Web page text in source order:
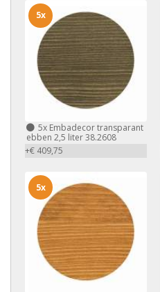
5x Embadecor transparant
ebben 2,5 liter 38.2608
+€ 409,75
5x
5x